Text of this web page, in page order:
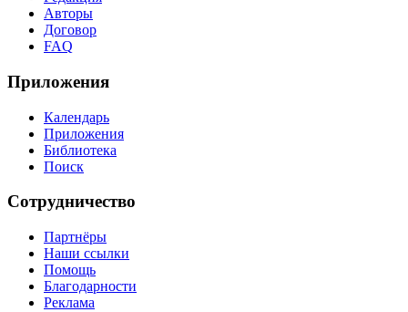
Авторы
Договор
FAQ
Приложения
Календарь
Приложения
Библиотека
Поиск
Сотрудничество
Партнёры
Наши ссылки
Помощь
Благодарности
Реклама